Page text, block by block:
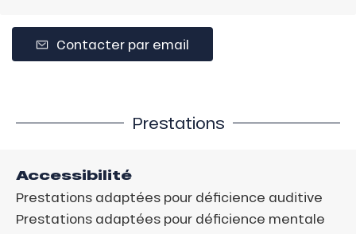
Contacter par email
Prestations
Accessibilité
Prestations adaptées pour déficience auditive
Prestations adaptées pour déficience mentale